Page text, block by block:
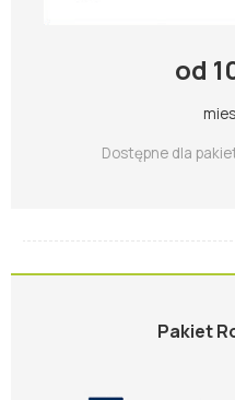
od
Dostępne dla
Pakiet